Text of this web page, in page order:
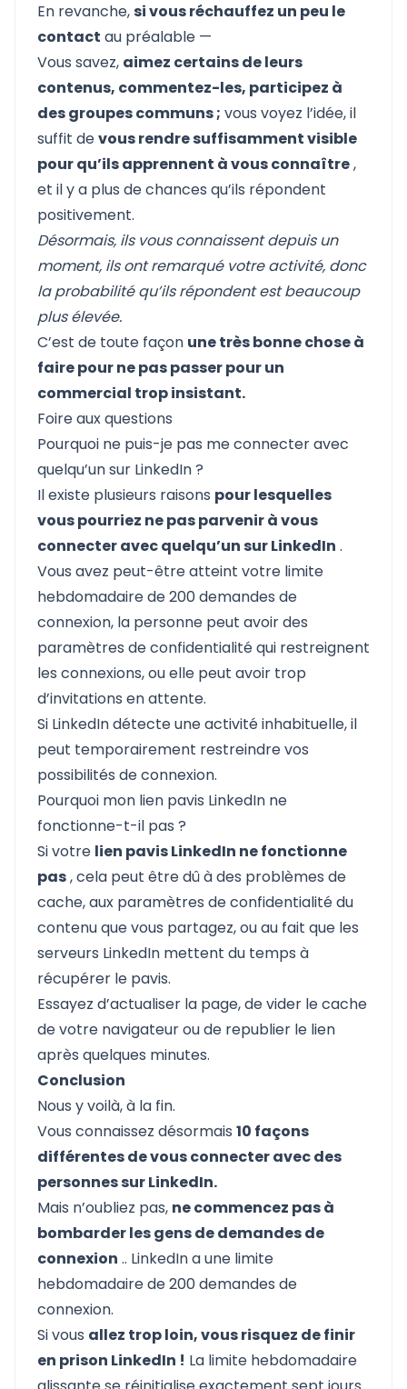
En revanche,si vous réchauffez un peu le
contact au préalable —
Vous savez, aimez certains de leurs
contenus, commentez-les, participez à
des groupes communs ; vous voyez l’idée, il
suffit devous rendre suffisamment visible
pour qu’ils apprennent à vous connaître,
et il y a plus de chances qu’ils répondent
positivement.
Désormais, ils vous connaissent depuis un
moment, ils ont remarqué votre activité, donc
la probabilité qu’ils répondent est beaucoup
plus élevée.
C’est de toute façon une très bonne chose à
faire pour ne pas passer pour un
commercial trop insistant.
Foire aux questions
Pourquoi ne puis-je pas me connecter avec
quelqu’un sur LinkedIn ?
Il existe plusieurs raisons pour lesquelles
vous pourriez ne pas parvenir à vous
connecter avec quelqu’un sur LinkedIn .
Vous avez peut-être atteint votre limite
hebdomadaire de 200 demandes de
connexion, la personne peut avoir des
paramètres de confidentialité qui restreignent
les connexions, ou elle peut avoir trop
d’invitations en attente.
Si LinkedIn détecte une activité inhabituelle, il
peut temporairement restreindre vos
possibilités de connexion.
Pourquoi mon lien pavis LinkedIn ne
fonctionne-t-il pas ?
Si votre lien pavis LinkedIn ne fonctionne
pas, cela peut être dû à des problèmes de
cache, aux paramètres de confidentialité du
contenu que vous partagez, ou au fait que les
serveurs LinkedIn mettent du temps à
récupérer le pavis.
Essayez d’actualiser la page, de vider le cache
de votre navigateur ou de republier le lien
après quelques minutes.
Conclusion
Nous y voilà, à la fin.
Vous connaissez désormais 10 façons
différentes de vous connecter avec des
personnes sur LinkedIn.
Mais n’oubliez pas, ne commencez pas à
bombarder les gens de demandes de
connexion .. LinkedIn a une limite
hebdomadaire de 200 demandes de
connexion.
Si vous allez trop loin, vous risquez de finir
en prison LinkedIn ! La limite hebdomadaire